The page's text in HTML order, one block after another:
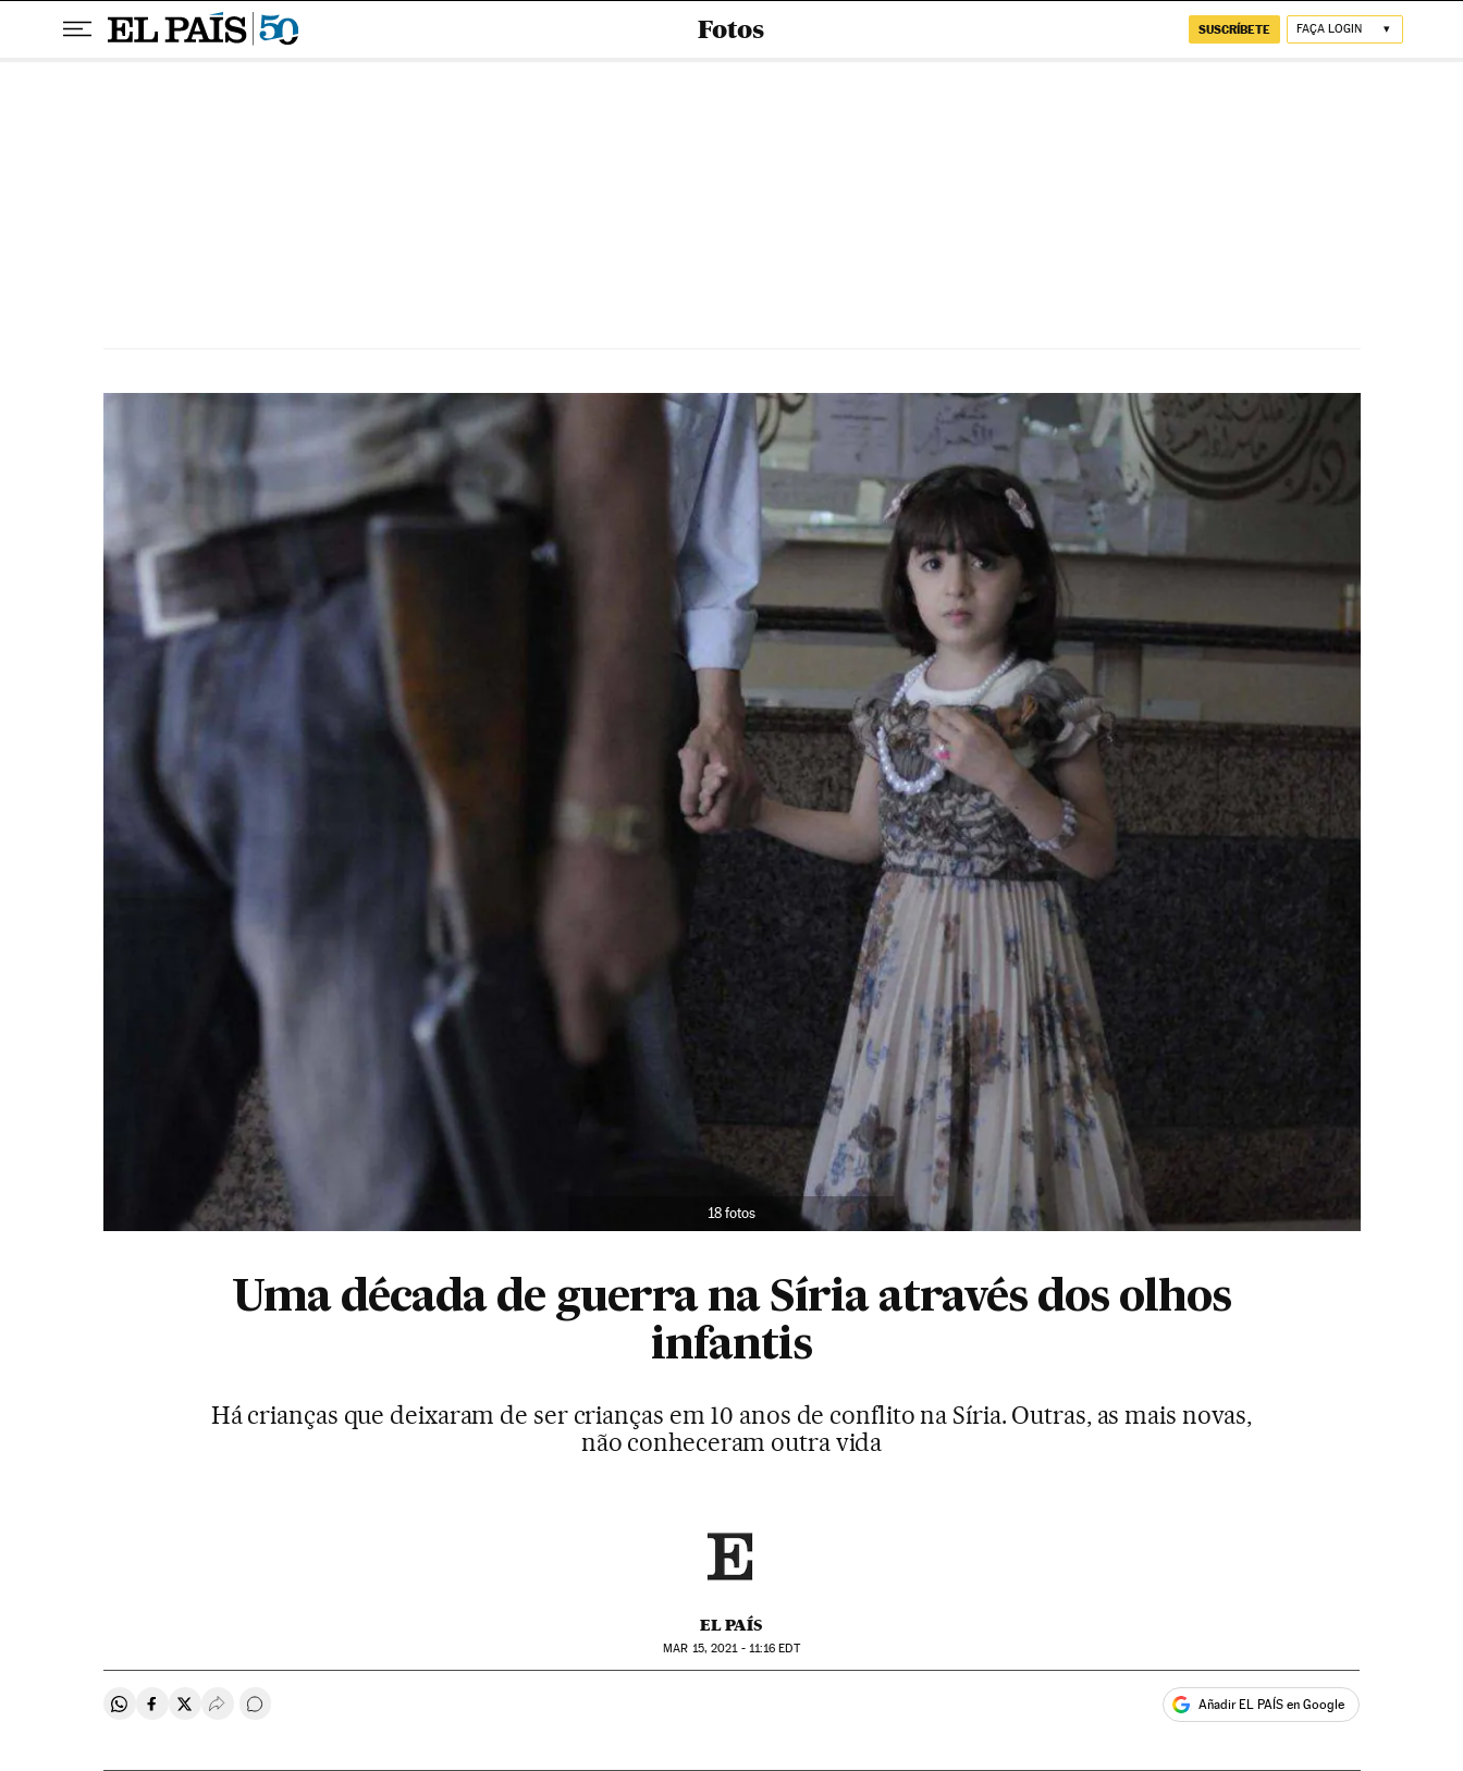
Fotos SUSCRÍBETE FAÇA LOGIN
18 fotos
Uma década de guerra na Síria através dos olhos
infantis
Há crianças que deixaram de ser crianças em 10 anos de conflito na Síria. Outras, as mais novas,
não conheceram outra vida
EL PAÍS
MAR 15, 2021 - 11:16 EDT
Compartir en Whatsapp
Compartir en Facebook
Compartir en Twitter
Desplegar Redes Sociales
Comentários Añadir EL PAÍS en Google